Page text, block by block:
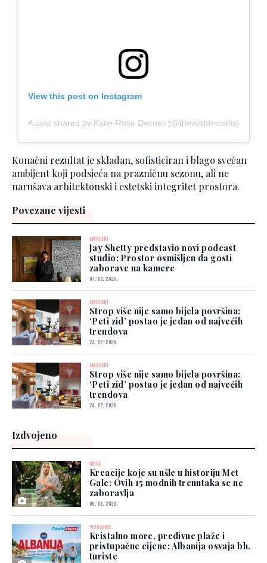
View this post on Instagram
A post shared by Katie-Rose Decoeli (@thewilddecoelis)
Konačni rezultat je skladan, sofisticiran i blago svečan
ambijent koji podsjeća na prazničnu sezonu, ali ne
narušava arhitektonski i estetski integritet prostora.
Povezane vijesti
AMBIJENT
Jay Shetty predstavio novi podcast
studio: Prostor osmišljen da gosti
zaborave na kamere
07. 08. 2026.
AMBIJENT
Strop više nije samo bijela površina:
‘Peti zid’ postao je jedan od najvećih
trendova
24. 07. 2026.
AMBIJENT
Strop više nije samo bijela površina:
‘Peti zid’ postao je jedan od najvećih
trendova
24. 07. 2026.
Izdvojeno
MODA
Kreacije koje su ušle u historiju Met
Gale: Ovih 15 modnih trenutaka se ne
zaboravlja
06. 08. 2026.
PUTOVANJA
Kristalno more, predivne plaže i
pristupačne cijene: Albanija osvaja bh.
turiste